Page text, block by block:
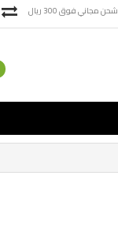
شحن مجاني فوق 300 ريال